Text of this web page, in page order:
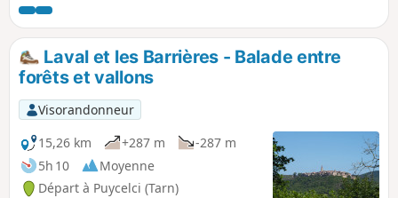
verte qui traverse notre territoire sur 17 km.
Laval et les Barrières - Balade entre
forêts et vallons
Visorandonneur
15,26 km
+287 m
-287 m
5h 10
Moyenne
Départ à Puycelci (Tarn)